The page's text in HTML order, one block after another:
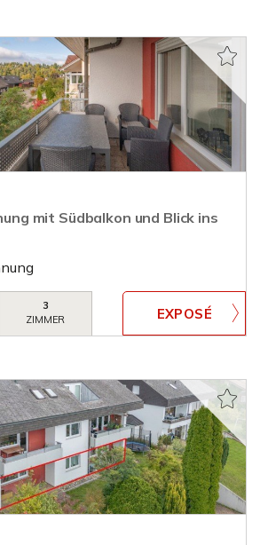
mit Südbalkon und Blick ins
3
ZIMMER